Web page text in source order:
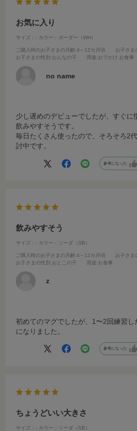
お気に入り
サイズ：- カラー：ボーダー（WH）
ご購入時のお子さまの月齢:4～12カ月頃 お子さま
お子さまの性別 :おんなの子 用途:おでかけ,お食事
no name
少し遅めのデビューでしたが、すぐに
飲みやすそうです。
毎日たくさん使ったので、そろそろ2
討中です。
参考になった
飲みやすそう
サイズ：- カラー：ソーダ（SB）
ご購入時のお子さまの月齢:4～12カ月頃 お子さま
お子さまの性別 :おとこの子 用途:お食事
z
初めてのマグでしたが、1〜2回練習し
になりました。
参考になった
ちょうどいい大きさ
サイズ：- カラー：ソーダ（SB）